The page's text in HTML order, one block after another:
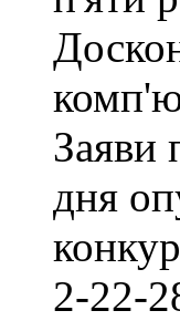
Заяви
дня
2-22-